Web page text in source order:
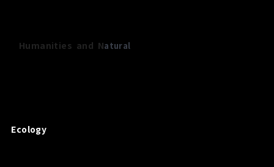
Humanities and Natural
Ecology